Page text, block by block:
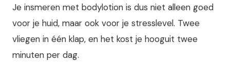
Je insmeren met bodylotion is dus niet alleen goed
voor je huid, maar ook voor je stresslevel. Twee
vliegen in één klap, en het kost je hooguit twee
minuten per dag.